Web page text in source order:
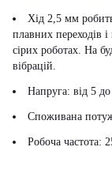
Хід 2,5 мм
плавних переходів
сірих роботах. На
вібрацій.
Напруга: від 5
Споживана
Робоча частота: